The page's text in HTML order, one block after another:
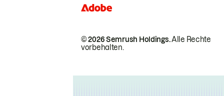
© 2026 Semrush Holdings.Alle Rechte
vorbehalten.